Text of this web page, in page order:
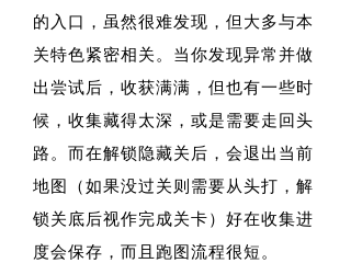
的入口，虽然很难发现，但大多与本
关特色紧密相关。当你发现异常并做
出尝试后，收获满满，但也有一些时
候，收集藏得太深，或是需要走回头
路。而在解锁隐藏关后，会退出当前
地图（如果没过关则需要从头打，解
锁关底后视作完成关卡）好在收集进
度会保存，而且跑图流程很短。